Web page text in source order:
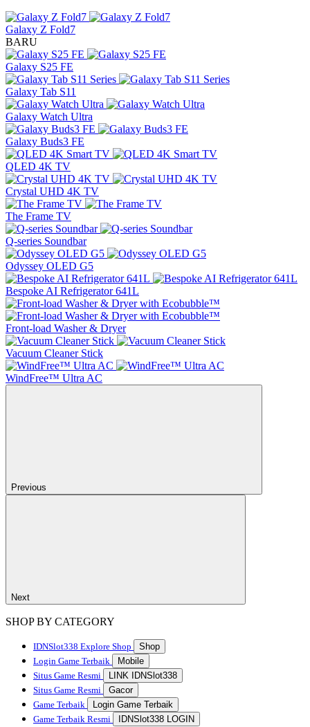
Galaxy Z Fold7
BARU
Galaxy S25 FE
Galaxy Tab S11
Galaxy Watch Ultra
Galaxy Buds3 FE
QLED 4K TV
Crystal UHD 4K TV
The Frame TV
Q-series Soundbar
Odyssey OLED G5
Bespoke AI Refrigerator 641L
Front-load Washer & Dryer
Vacuum Cleaner Stick
WindFree™ Ultra AC
Previous
Next
SHOP BY CATEGORY
IDNSlot338 Explore Shop
Shop
Login Game Terbaik
Mobile
Situs Game Resmi
LINK IDNSlot338
Situs Game Resmi
Gacor
Game Terbaik
Login Game Terbaik
Game Terbaik Resmi
IDNSlot338 LOGIN